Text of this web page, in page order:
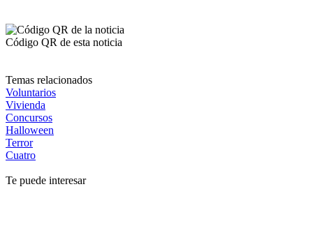
Código QR de esta noticia
Temas relacionados
Voluntarios
Vivienda
Concursos
Halloween
Terror
Cuatro
Te puede interesar